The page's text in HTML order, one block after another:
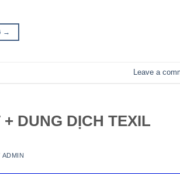
→
Leave a
DUNG DỊCH TEXIL
ADMIN